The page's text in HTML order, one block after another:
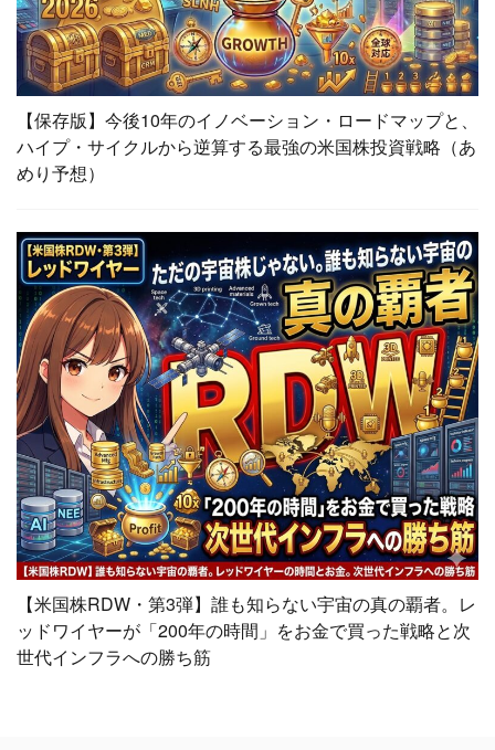
【保存版】今後10年のイノベーション・ロードマップと、
ハイプ・サイクルから逆算する最強の米国株投資戦略（あ
めり予想）
【米国株RDW・第3弾】誰も知らない宇宙の真の覇者。レ
ッドワイヤーが「200年の時間」をお金で買った戦略と次
世代インフラへの勝ち筋